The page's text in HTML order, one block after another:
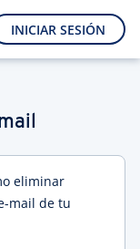
INICIAR SESIÓN
eliminar
mail de tu